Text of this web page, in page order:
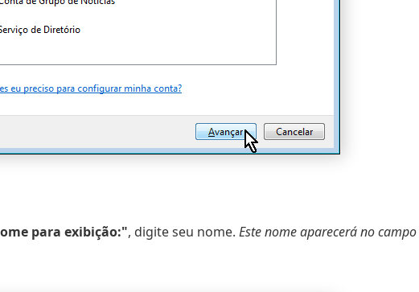
para exibição:", digite seu nome. Este nome aparecerá no campo